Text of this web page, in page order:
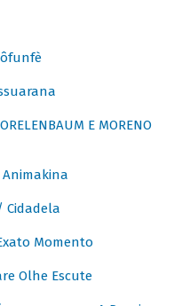
E MORENO
Animakina
Cidadela
Momento
Olhe Escute